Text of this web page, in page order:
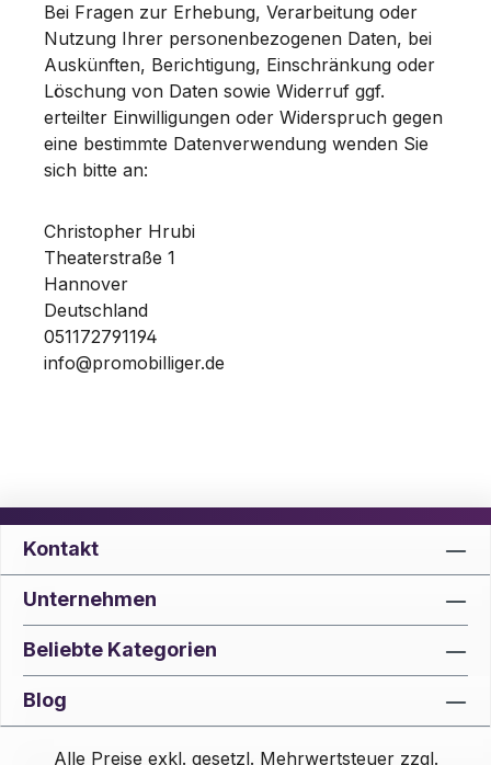
Bei Fragen zur Erhebung, Verarbeitung oder
Nutzung Ihrer personenbezogenen Daten, bei
Auskünften, Berichtigung, Einschränkung oder
Löschung von Daten sowie Widerruf ggf.
erteilter Einwilligungen oder Widerspruch gegen
eine bestimmte Datenverwendung wenden Sie
sich bitte an:
Christopher Hrubi
Theaterstraße 1
Hannover
Deutschland
051172791194
info@promobilliger.de
Kontakt
Unternehmen
Beliebte Kategorien
Blog
Alle Preise exkl. gesetzl. Mehrwertsteuer zzgl.